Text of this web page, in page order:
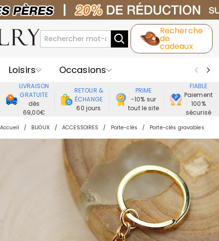
Recherche
de
cadeaux
Loisirs
Occasions
Destinataires
Meilleure Ventes
Nouveaux
Vêtement
LIVRAISON
GRATUITE
dès
69,00€
RETOUR &
ÉCHANGE
60 jours
PRIME
-10% sur
tout le site
FIABLE
Paiement
100%
sécurisé
Accueil BIJOUX ACCESSOIRES Porte-clés Porte-clés gravables